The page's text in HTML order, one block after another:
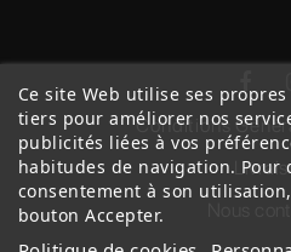
Conditions
Nous
Ce site Web utilise ses
tiers pour améliorer nos
publicités liées à vos
habitudes de navigation. Pour
consentement à son
bouton Accepter.